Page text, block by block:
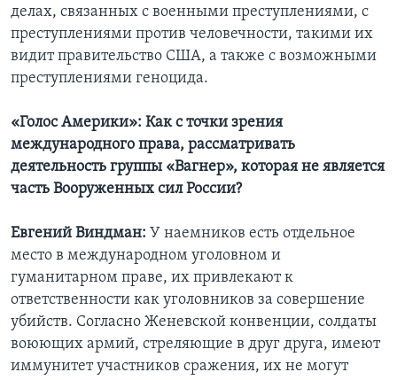
делах, связанных с военными преступлениями, с
преступлениями против человечности, такими их
видит правительство США, а также с возможными
преступлениями геноцида.
«Голос Америки»: Как с точки зрения
международного права, рассматривать
деятельность группы «Вагнер», которая не является
часть Вооруженных сил России?
Евгений Виндман: У наемников есть отдельное
место в международном уголовном и
гуманитарном праве, их привлекают к
ответственности как уголовников за совершение
убийств. Согласно Женевской конвенции, солдаты
воюющих армий, стреляющие в друг друга, имеют
иммунитет участников сражения, их не могут